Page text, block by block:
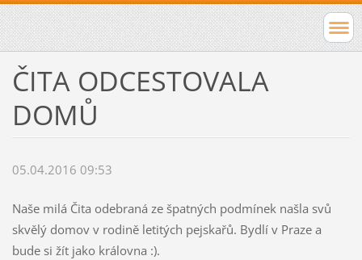
ČITA ODCESTOVALA
DOMŮ
05.04.2016 09:53
Naše milá Čita odebraná ze špatných podmínek našla svů
skvělý domov v rodině letitých pejskařů. Bydlí v Praze a
bude si žít jako královna :).